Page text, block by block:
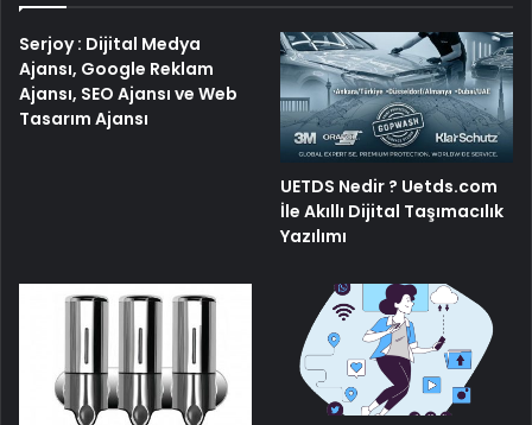
Serjoy : Dijital Medya
Ajansı, Google Reklam
Ajansı, SEO Ajansı ve Web
Tasarım Ajansı
UETDS Nedir ? Uetds.com
İle Akıllı Dijital Taşımacılık
Yazılımı